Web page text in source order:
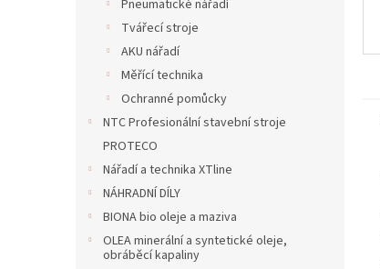
Pneumatické nářadí
Tvářecí stroje
AKU nářadí
Měřící technika
Ochranné pomůcky
NTC Profesionální stavební stroje
PROTECO
Nářadí a technika XTline
NÁHRADNÍ DÍLY
BIONA bio oleje a maziva
OLEA minerální a syntetické oleje,
obráběcí kapaliny